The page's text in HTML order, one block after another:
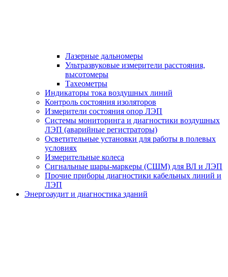
Лазерные дальномеры
Ультразвуковые измерители расстояния,
высотомеры
Тахеометры
Индикаторы тока воздушных линий
Контроль состояния изоляторов
Измерители состояния опор ЛЭП
Системы мониторинга и диагностики воздушных
ЛЭП (аварийные регистраторы)
Осветительные установки для работы в полевых
условиях
Измерительные колеса
Сигнальные шары-маркеры (СШМ) для ВЛ и ЛЭП
Прочие приборы диагностики кабельных линий и
ЛЭП
Энергоаудит и диагностика зданий